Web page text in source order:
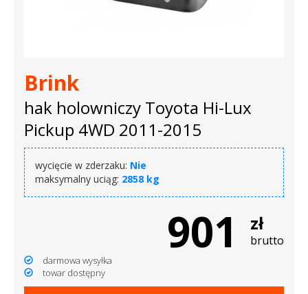
Brink
hak holowniczy Toyota Hi-Lux
Pickup 4WD 2011-2015
wycięcie w zderzaku: Nie
maksymalny uciąg: 2858 kg
901 zł
brutto
darmowa wysyłka
towar dostępny